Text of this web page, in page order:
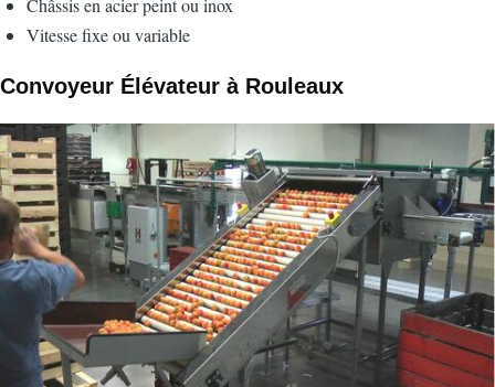
Châssis en acier peint ou inox
Vitesse fixe ou variable
Convoyeur Élévateur à Rouleaux
Image